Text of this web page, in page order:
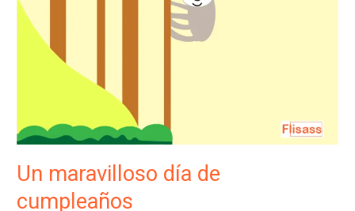
Un maravilloso día de
cumpleaños
cumpleaños